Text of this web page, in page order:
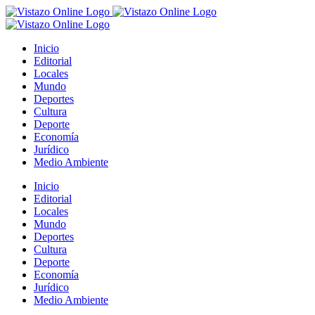
Saltar
al
Inicio
Editorial
Locales
Mundo
Deportes
Cultura
Deporte
Economía
Jurídico
Medio Ambiente
Inicio
Editorial
Locales
Mundo
Deportes
Cultura
Deporte
Economía
Jurídico
Medio Ambiente